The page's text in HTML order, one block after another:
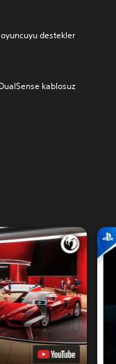
destekler
kablosuz